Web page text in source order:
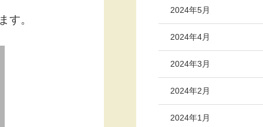
す。
2024年5月
2024年4月
2024年3月
2024年2月
2024年1月